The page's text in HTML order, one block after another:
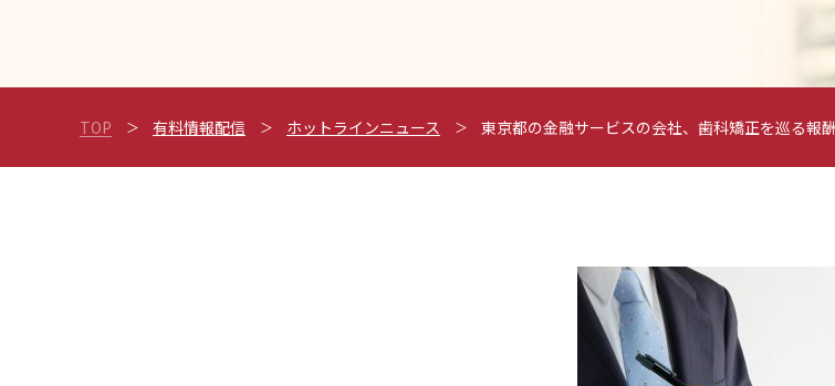
TOP 有料情報配信 ホットラインニュース 東京都の金融サービスの会社、歯科矯正を巡る報